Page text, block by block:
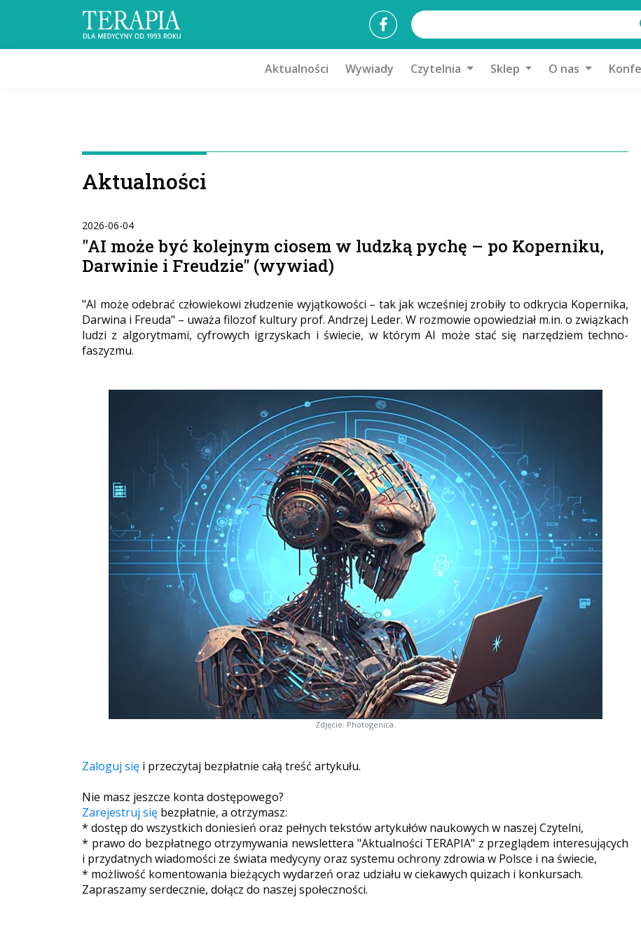
Aktualności Wywiady Czytelnia Sklep O nas
Aktualności
2026-06-04
"AI może być kolejnym ciosem w ludzką pychę – po Koperniku,
Darwinie i Freudzie" (wywiad)
"AI może odebrać człowiekowi złudzenie wyjątkowości – tak jak wcześniej zrobiły to odkrycia Kopernika,
Darwina i Freuda" – uważa filozof kultury prof. Andrzej Leder. W rozmowie opowiedział m.in. o związkach
ludzi z algorytmami, cyfrowych igrzyskach i świecie, w którym AI może stać się narzędziem techno-
faszyzmu.
Zdjęcie: Photogenica.
Zaloguj się i przeczytaj bezpłatnie całą treść artykułu.
Nie masz jeszcze konta dostępowego?
Zarejestruj się bezpłatnie, a otrzymasz:
* dostęp do wszystkich doniesień oraz pełnych tekstów artykułów naukowych w naszej Czytelni,
* prawo do bezpłatnego otrzymywania newslettera "Aktualności TERAPIA" z przeglądem interesujących
i przydatnych wiadomości ze świata medycyny oraz systemu ochrony zdrowia w Polsce i na świecie,
* możliwość komentowania bieżących wydarzeń oraz udziału w ciekawych quizach i konkursach.
Zapraszamy serdecznie, dołącz do naszej społeczności.